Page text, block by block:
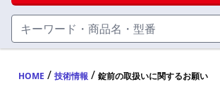
ハンドル・取手・つまみ・周辺機器
FA・A
製品カタログ
HOME / 技術情報 / 錠前の取扱いに関するお願い